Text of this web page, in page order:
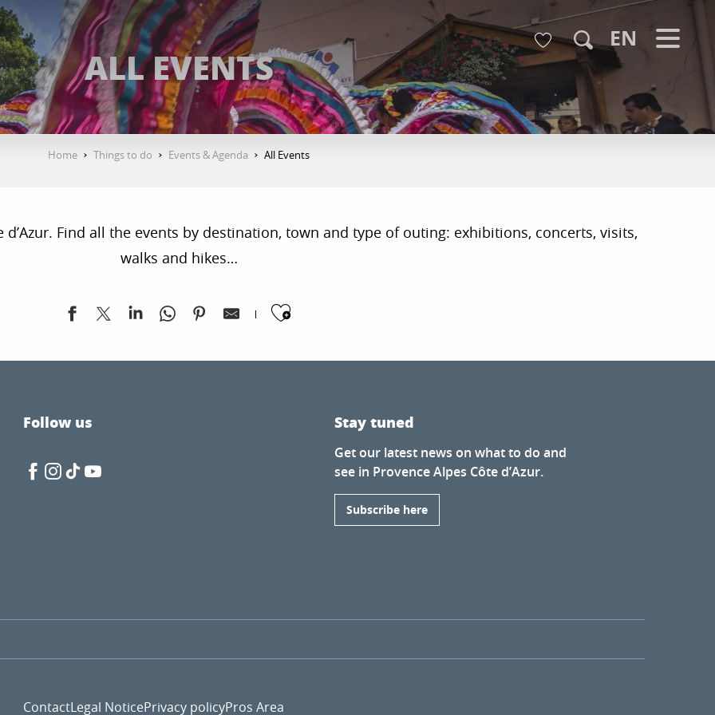
Voir les favoris
Search
EN
ALL EVENTS
Home Things to do Events & Agenda All Events
d’Azur. Find all the events by destination, town and type of outing: exhibitions, concerts, visits,
walks and hikes…
Ajouter aux favoris
Jung
Follow us Stay tuned
Get our latest news on what to do and
see in Provence Alpes Côte d’Azur.
Subscribe here
ContactLegal NoticePrivacy policyPros Area